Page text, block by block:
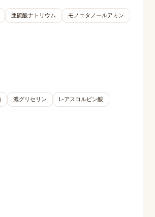
亜硫酸ナトリウム
モノエタノールアミン
濃グリセリン
L-アスコルビン酸